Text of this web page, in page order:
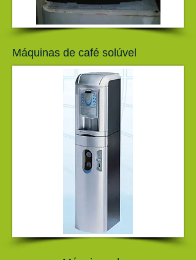
Máquinas de café solúvel